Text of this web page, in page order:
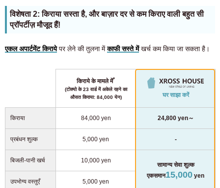
विशेषता 2: किराया सस्ता है, और बाज़ार दर से कम किराए वाली बहुत सी
प्रॉपर्टीज़ मौजूद हैं!
एकल अपार्टमेंट किरायेपर लेने की तुलना मेंकाफी सस्ते मेंखर्च कम किया जा सकता है।
किराये के मामले में*
(टोक्यो के 23 वार्ड में अकेले रहने का
औसत किराया: 84,000 येन)
घर साझा करें
किराया 84,000 yen 24,800 yen～
प्रबंधन शुल्क 5,000 yen -
बिजली-पानी खर्च 10,000 yen
सामान्य सेवा शुल्क
एकसमान15,000 yen
उपभोग्य वस्तुएँ
5,000 yen